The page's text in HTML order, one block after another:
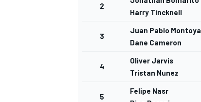
2
Harry Tincknell
3
Juan Pablo Montoya
Dane Cameron
4
Oliver Jarvis
Tristan Nunez
5
Felipe Nasr